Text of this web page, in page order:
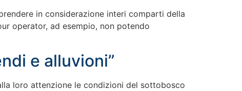
in considerazione interi comparti della
operator, ad esempio, non potendo
e alluvioni”
loro attenzione le condizioni del sottobosco